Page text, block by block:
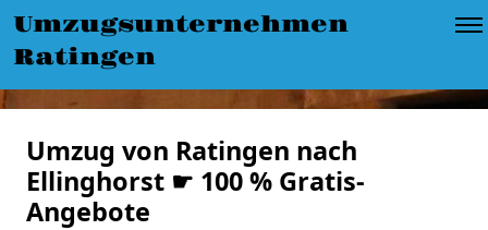
Umzugsunternehmen
Ratingen
Umzug von Ratingen nach
Ellinghorst ☛ 100 % Gratis-
Angebote